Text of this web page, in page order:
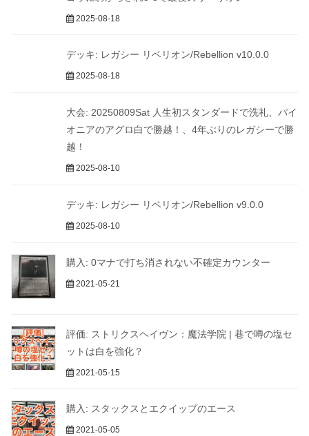
2025-08-18
デッキ: レガシー リベリオン/Rebellion v10.0.0
2025-08-18
大会: 20250809Sat 人生初スタンダードで洗礼、パイ
オニアのアグロ白で勝越！、4年ぶりのレガシーで勝
越！
2025-08-10
デッキ: レガシー リベリオン/Rebellion v9.0.0
2025-08-10
購入: 0マナで打ち消されない不確定カウンター
2021-05-21
評価: ストリクスヘイヴン：魔法学院 | 巷で噂の塩セ
ットは白を強化？
2021-05-15
購入: スタックスとエクイップのエース
2021-05-05